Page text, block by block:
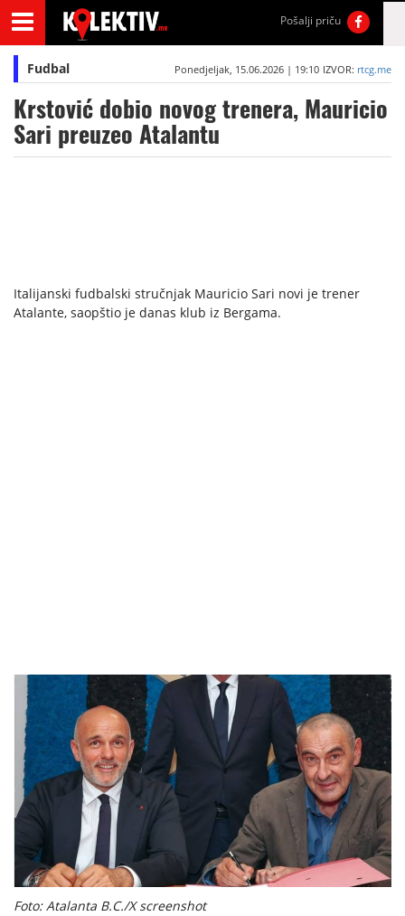
Pošalji priču
Fudbal Ponedjeljak, 15.06.2026 | 19:10 IZVOR: rtcg.me
Krstović dobio novog trenera, Mauricio
Sari preuzeo Atalantu
Italijanski fudbalski stručnjak Mauricio Sari novi je trener
Atalante, saopštio je danas klub iz Bergama.
Foto: Atalanta B.C./X screenshot